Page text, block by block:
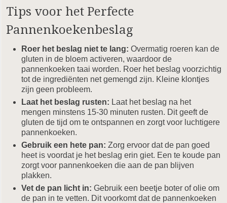
Tips voor het Perfecte
Pannenkoekenbeslag
Roer het beslag niet te lang: Overmatig roeren kan de
gluten in de bloem activeren, waardoor de
pannenkoeken taai worden. Roer het beslag voorzichtig
tot de ingrediënten net gemengd zijn. Kleine klontjes
zijn geen probleem.
Laat het beslag rusten: Laat het beslag na het
mengen minstens 15-30 minuten rusten. Dit geeft de
gluten de tijd om te ontspannen en zorgt voor luchtigere
pannenkoeken.
Gebruik een hete pan: Zorg ervoor dat de pan goed
heet is voordat je het beslag erin giet. Een te koude pan
zorgt voor pannenkoeken die aan de pan blijven
plakken.
Vet de pan licht in: Gebruik een beetje boter of olie om
de pan in te vetten. Dit voorkomt dat de pannenkoeken